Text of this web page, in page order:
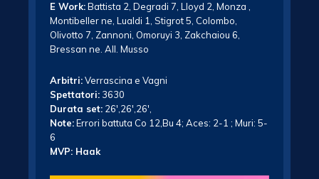
E Work:Battista 2, Degradi 7, Lloyd 2, Monza ,
Montibeller ne, Lualdi 1, Stigrot 5, Colombo,
Olivotto 7, Zannoni, Omoruyi 3, Zakchaiou 6,
Bressan ne. All. Musso
Arbitri:Verrascina e Vagni
Spettatori: 3630
Durata set: 26′,26′,26′,
Note:Errori battuta Co 12,Bu 4; Aces: 2-1 ; Muri: 5-
6
MVP: Haak